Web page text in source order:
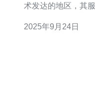
术发达的地区，其
未来趋势，帮助您
2025年9月24日